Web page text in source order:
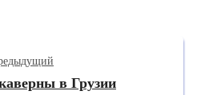
в Грузии